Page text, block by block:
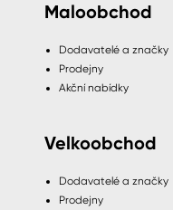
Maloobchod
Dodavatelé a značky
Prodejny
Akční nabídky
Velkoobchod
Dodavatelé a značky
Prodejny